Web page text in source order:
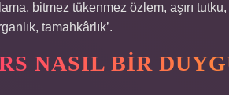
bitmez tükenmez özlem, aşırı
tamahkârlık’.
NASIL BIR